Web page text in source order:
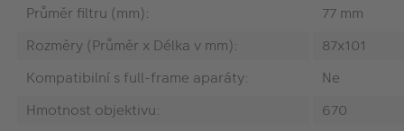
Průměr filtru (mm):
77 mm
Rozměry (Průměr x Délka v mm):
87x101
Kompatibilní s full-frame aparáty:
Ne
Hmotnost objektivu:
670